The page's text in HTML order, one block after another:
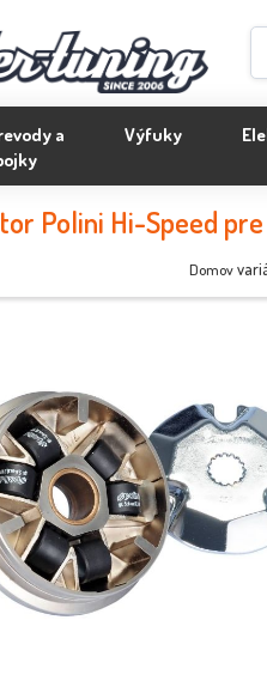
a
Výfuky
Polini Hi-Speed pre
Domov